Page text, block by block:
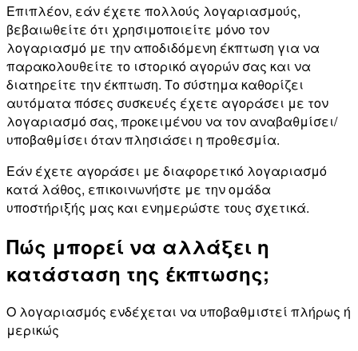
Επιπλέον, εάν έχετε πολλούς λογαριασμούς,
βεβαιωθείτε ότι χρησιμοποιείτε μόνο τον
λογαριασμό με την αποδιδόμενη έκπτωση για να
παρακολουθείτε το ιστορικό αγορών σας και να
διατηρείτε την έκπτωση. Το σύστημα καθορίζει
αυτόματα πόσες συσκευές έχετε αγοράσει με τον
λογαριασμό σας, προκειμένου να τον αναβαθμίσει/
υποβαθμίσει όταν πλησιάσει η προθεσμία.
Εάν έχετε αγοράσει με διαφορετικό λογαριασμό
κατά λάθος, επικοινωνήστε με την ομάδα
υποστήριξής μας και ενημερώστε τους σχετικά.
Πώς μπορεί να αλλάξει η
κατάσταση της έκπτωσης;
Ο λογαριασμός ενδέχεται να υποβαθμιστεί πλήρως ή
μερικώς